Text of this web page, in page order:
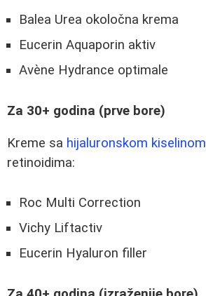
Balea Urea okoločna krema
Eucerin Aquaporin aktiv
Avène Hydrance optimale
Za 30+ godina (prve bore)
Kreme sa hijaluronskom kiselinom
retinoidima:
Roc Multi Correction
Vichy Liftactiv
Eucerin Hyaluron filler